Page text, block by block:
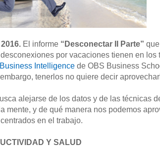
El informe “Desconectar II Parte”
por vacaciones tienen en
Intelligence de OBS Business
tenerlos no quiere decir
alejarse de los datos y de las técnicas
mente, y de qué manera nos podemos
en el trabajo.
Y SALUD